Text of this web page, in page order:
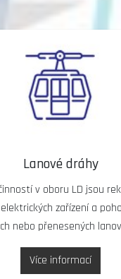
Lanové dráhy
v oboru LD jsou
zařízení a
nebo přenesených
Více informací